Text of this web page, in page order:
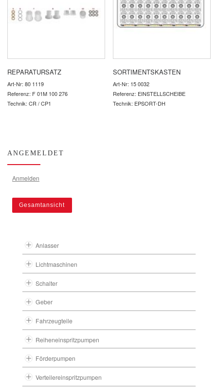
REPARATURSATZ
Art-Nr: 80 1119
Referenz: F 01M 100 276
Technik: CR / CP1
SORTIMENTSKASTEN
Art-Nr: 15 0032
Referenz: EINSTELLSCHEIBE
Technik: EPSORT-DH
ANGEMELDET
Anmelden
Gesamtansicht
Anlasser
Lichtmaschinen
Schalter
Geber
Fahrzeugteile
Reiheneinspritzpumpen
Förderpumpen
Verteilereinspritzpumpen